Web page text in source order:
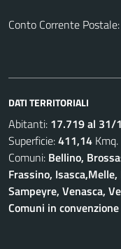
Conto Corrente Postale:
DATI TERRITORIALI
Abitanti: 17.719 al
Superficie:411,14
Comuni: Bellino,
Frassino,
Sampeyre, Venasca,
Comuni in